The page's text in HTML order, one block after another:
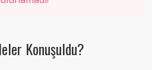
Konuşuldu?